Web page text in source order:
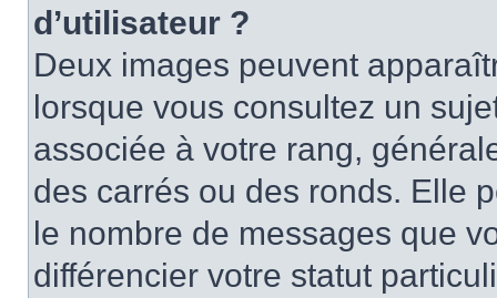
d’utilisateur ?
Deux images peuvent
lorsque vous consultez un
associée à votre rang,
des carrés ou des ronds. Elle
le nombre de messages que
différencier votre statut